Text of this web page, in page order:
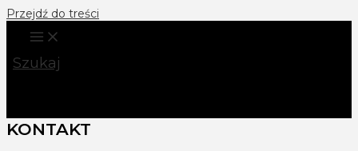
Przejdź do treści
Szukaj
KONTAKT